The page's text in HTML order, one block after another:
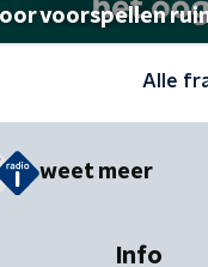
voorspellen
Alle
weet meer
Info